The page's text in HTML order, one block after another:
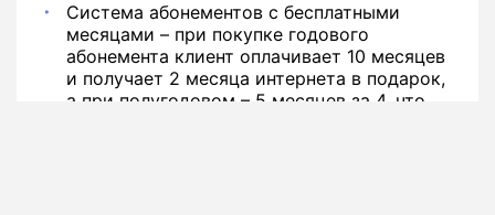
Система абонементов с бесплатными
месяцами – при покупке годового
абонемента клиент оплачивает 10 месяцев
и получает 2 месяца интернета в подарок,
а при полугодовом – 5 месяцев за 4, что